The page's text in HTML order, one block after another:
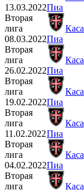
13.03.2022Пиа
Вторая
лига
08.03.2022
Каса
Пиа
Вторая
лига
26.02.2022
Каса
Пиа
Вторая
лига
19.02.2022
Каса
Пиа
Вторая
лига
11.02.2022
Каса
Пиа
Вторая
лига
04.02.2022
Каса
Пиа
Вторая
лига
Каса